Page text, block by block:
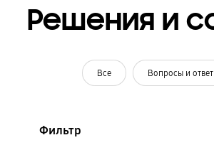
Решения и
Все Вопросы и
Фильтр